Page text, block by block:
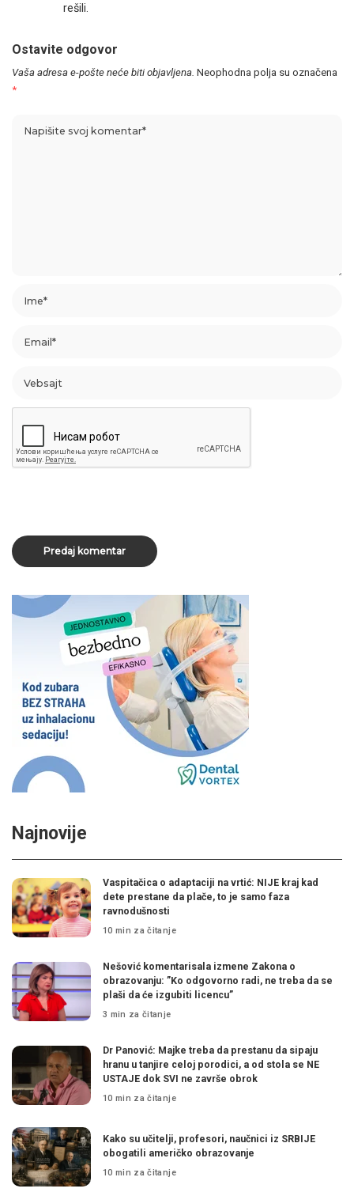
rešili.
Ostavite odgovor
Vaša adresa e-pošte neće biti objavljena. Neophodna polja su označena
*
Najnovije
Vaspitačica o adaptaciji na vrtić: NIJE kraj kad
dete prestane da plače, to je samo faza
ravnodušnosti
10 min za čitanje
Nešović komentarisala izmene Zakona o
obrazovanju: ”Ko odgovorno radi, ne treba da se
plaši da će izgubiti licencu”
3 min za čitanje
Dr Panović: Majke treba da prestanu da sipaju
hranu u tanjire celoj porodici, a od stola se NE
USTAJE dok SVI ne završe obrok
10 min za čitanje
Kako su učitelji, profesori, naučnici iz SRBIJE
obogatili američko obrazovanje
10 min za čitanje